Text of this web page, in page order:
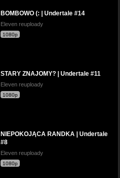
BOMBOWO (: | Undertale #14
Eleven reuploady
1080p
STARY ZNAJOMY? | Undertale #11
Eleven reuploady
1080p
NIEPOKOJĄCA RANDKA | Undertale
#8
Eleven reuploady
1080p